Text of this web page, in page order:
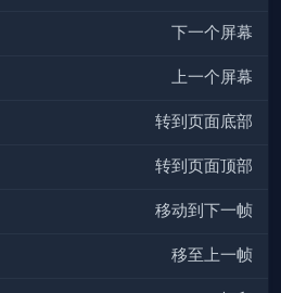
下一个屏幕
上一个屏幕
转到页面底部
转到页面顶部
移动到下一帧
移至上一帧